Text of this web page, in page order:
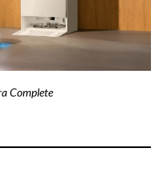
Complete